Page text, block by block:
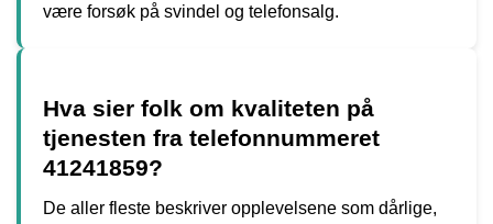
være forsøk på svindel og telefonsalg.
Hva sier folk om kvaliteten på
tjenesten fra telefonnummeret
41241859?
De aller fleste beskriver opplevelsene som dårlige,